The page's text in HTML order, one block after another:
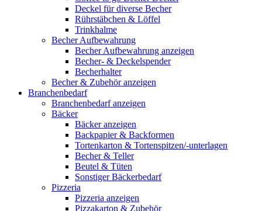
Deckel für diverse Becher
Rührstäbchen & Löffel
Trinkhalme
Becher Aufbewahrung
Becher Aufbewahrung anzeigen
Becher- & Deckelspender
Becherhalter
Becher & Zubehör anzeigen
Branchenbedarf
Branchenbedarf anzeigen
Bäcker
Bäcker anzeigen
Backpapier & Backformen
Tortenkarton & Tortenspitzen/-unterlagen
Becher & Teller
Beutel & Tüten
Sonstiger Bäckerbedarf
Pizzeria
Pizzeria anzeigen
Pizzakarton & Zubehör